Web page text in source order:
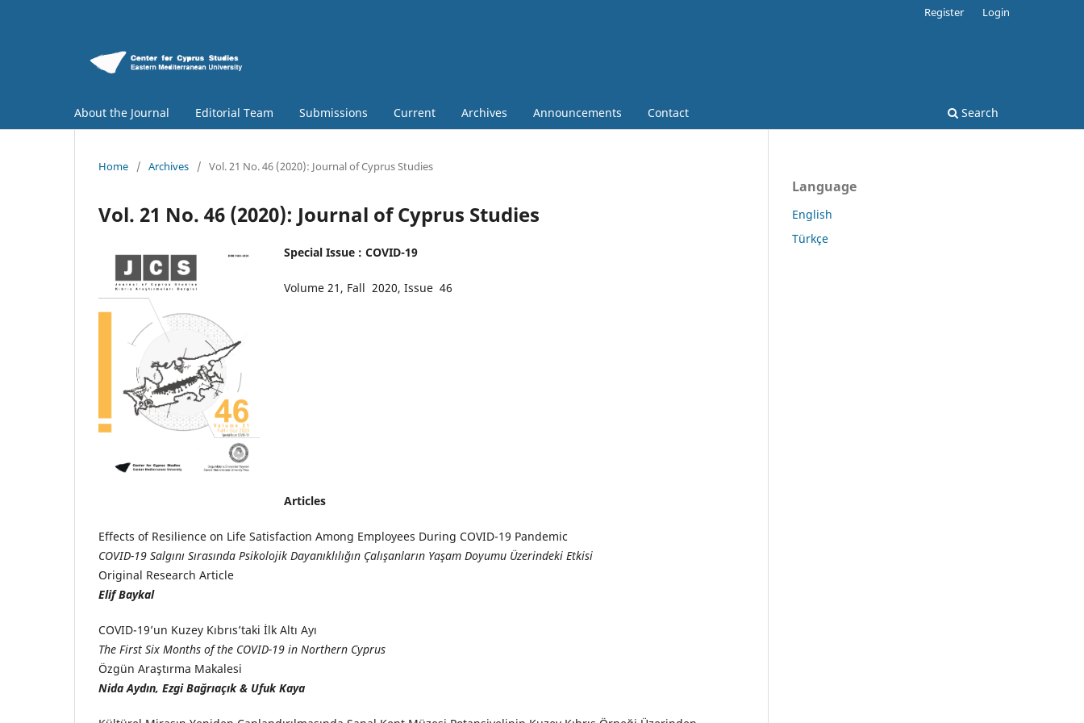
About the Journal Editorial Team Submissions Current Archives Announcements Contact Search
Register Login
Home / Archives / Vol. 21 No. 46 (2020): Journal of Cyprus Studies
Vol. 21 No. 46 (2020): Journal of Cyprus Studies
Special Issue : COVID-19
Volume 21, Fall 2020, Issue 46
Articles
Effects of Resilience on Life Satisfaction Among Employees During COVID-19 Pandemic
COVID-19 Salgını Sırasında Psikolojik Dayanıklılığın Çalışanların Yaşam Doyumu Üzerindeki Etkisi
Original Research Article
Elif Baykal
COVID-19’un Kuzey Kıbrıs’taki İlk Altı Ayı
The First Six Months of the COVID-19 in Northern Cyprus
Özgün Araştırma Makalesi
Nida Aydın, Ezgi Bağrıaçık & Ufuk Kaya
Language
English
Türkçe